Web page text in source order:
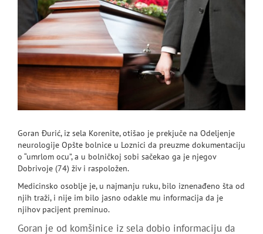
Goran Đurić, iz sela Korenite, otišao je prekjuče na Odeljenje
neurologije Opšte bolnice u Loznici da preuzme dokumentaciju
o “umrlom ocu”, a u bolničkoj sobi sačekao ga je njegov
Dobrivoje (74) živ i raspoložen.
Medicinsko osoblje je, u najmanju ruku, bilo iznenađeno šta od
njih traži, i nije im bilo jasno odakle mu informacija da je
njihov pacijent preminuo.
Goran je od komšinice iz sela dobio informaciju da